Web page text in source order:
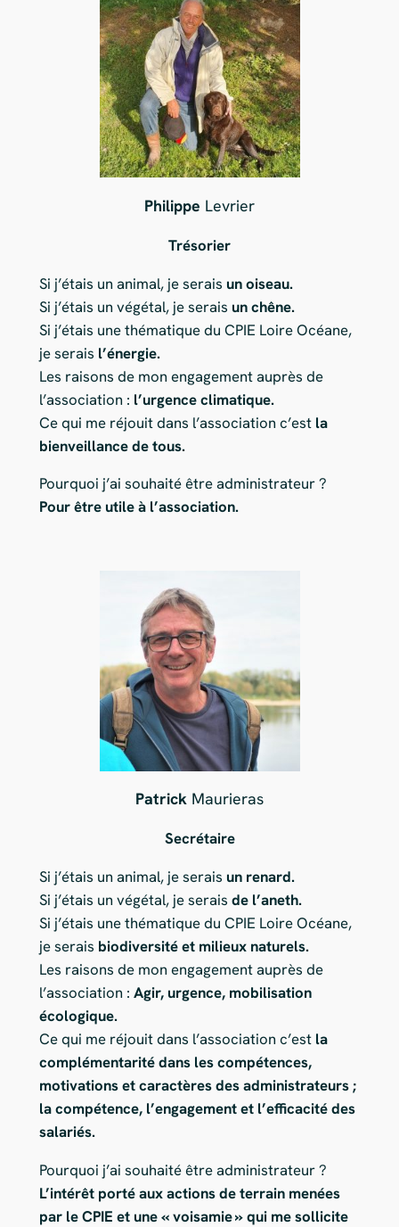
Philippe Levrier
Trésorier
Si j’étais un animal, je serais un oiseau.
Si j’étais un végétal, je serais un chêne.
Si j’étais une thématique du CPIE Loire Océane,
je serais l’énergie.
Les raisons de mon engagement auprès de
l’association : l’urgence climatique.
Ce qui me réjouit dans l’association c’est la
bienveillance de tous.
Pourquoi j’ai souhaité être administrateur ?
Pour être utile à l’association.
Patrick Maurieras
Secrétaire
Si j’étais un animal, je serais un renard.
Si j’étais un végétal, je serais de l’aneth.
Si j’étais une thématique du CPIE Loire Océane,
je serais biodiversité et milieux naturels.
Les raisons de mon engagement auprès de
l’association : Agir, urgence, mobilisation
écologique.
Ce qui me réjouit dans l’association c’estla
complémentarité dans les compétences,
motivations et caractères des administrateurs ;
la compétence, l’engagement et l’efficacité des
salariés.
Pourquoi j’ai souhaité être administrateur ?
L’intérêt porté aux actions de terrain menées
par le CPIE et une « voisamie » qui me sollicite